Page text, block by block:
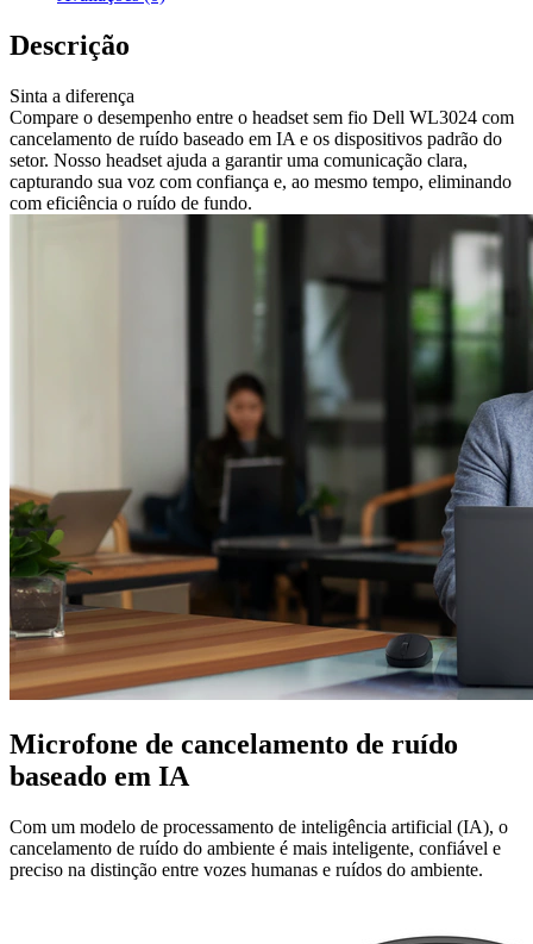
Descrição
Sinta a diferença
Compare o desempenho entre o headset sem fio Dell WL3024 com
cancelamento de ruído baseado em IA e os dispositivos padrão do
setor. Nosso headset ajuda a garantir uma comunicação clara,
capturando sua voz com confiança e, ao mesmo tempo, eliminando
com eficiência o ruído de fundo.
Microfone de cancelamento de ruído
baseado em IA
Com um modelo de processamento de inteligência artificial (IA), o
cancelamento de ruído do ambiente é mais inteligente, confiável e
preciso na distinção entre vozes humanas e ruídos do ambiente.